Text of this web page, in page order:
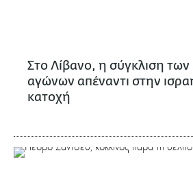
Στο Λίβανο, η σύγκλιση των
αγώνων απέναντι στην
κατοχή